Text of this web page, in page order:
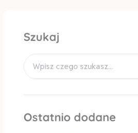
Szukaj
Ostatnio dodane